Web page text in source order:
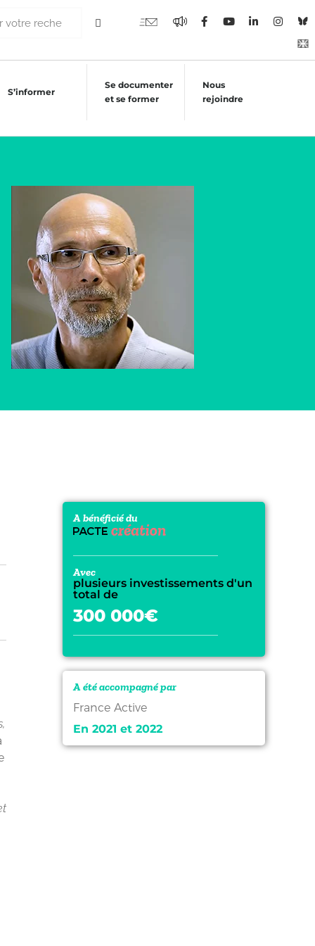
S’informer
Se documenter
et se former
Nous
rejoindre
A bénéficié du
Avec
plusieurs investissements d'un
total de
300 000€
A été accompagné par
France Active
En 2021 et 2022